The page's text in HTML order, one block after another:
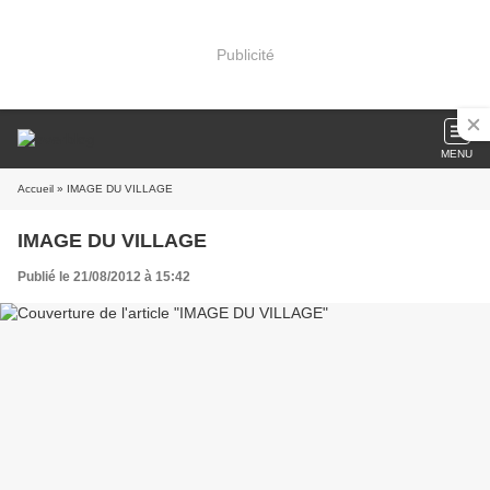
Publicité
MENU
Accueil » IMAGE DU VILLAGE
IMAGE DU VILLAGE
Publié le 21/08/2012 à 15:42